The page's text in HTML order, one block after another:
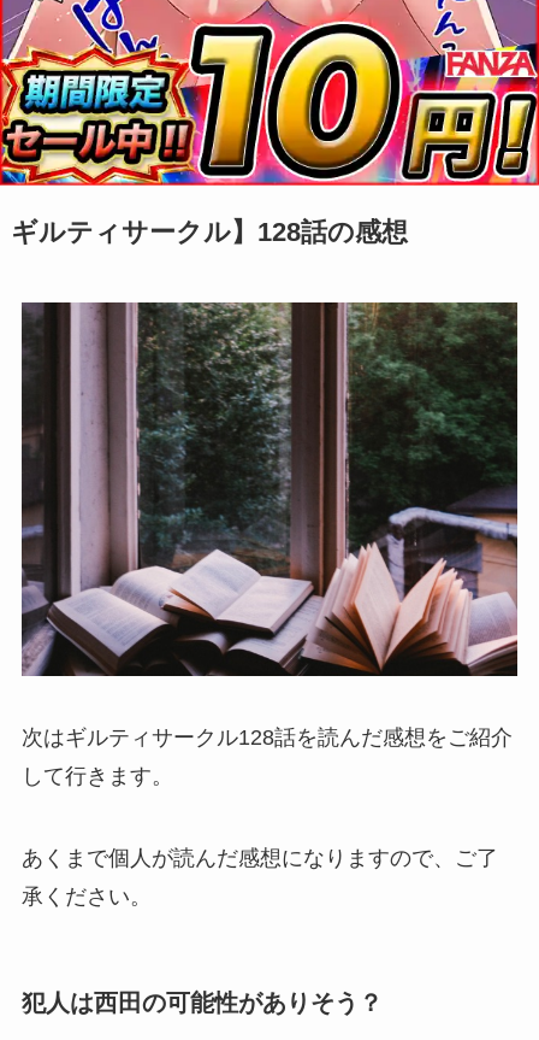
ギルティサークル】128話の感想
次はギルティサークル128話を読んだ感想をご紹介
して行きます。
あくまで個人が読んだ感想になりますので、ご了
承ください。
犯人は西田の可能性がありそう？